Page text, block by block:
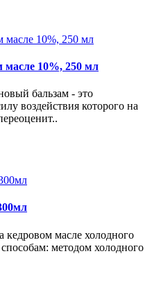
масле 10%, 250 мл
бальзам - это
воздействия которого на
кедровом масле холодного
методом холодного